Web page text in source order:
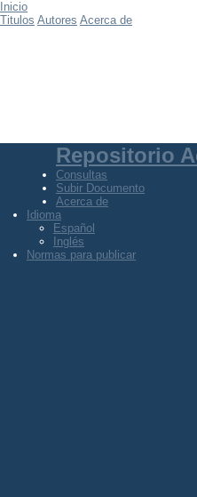
Inicio
Titulos Autores Acerca de
Repositorio
Consultas
Subir Documento
Acerca de
Idioma
Español
Inglés
Normas para publicar